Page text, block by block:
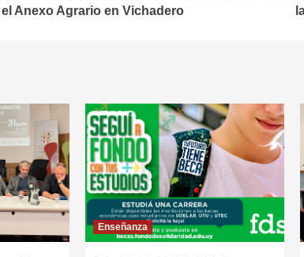
Anexo Agrario en Vichadero
Enseñanza